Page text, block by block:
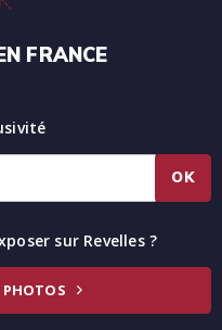
FRANCE
OK
sur Revelles ?
PHOTOS